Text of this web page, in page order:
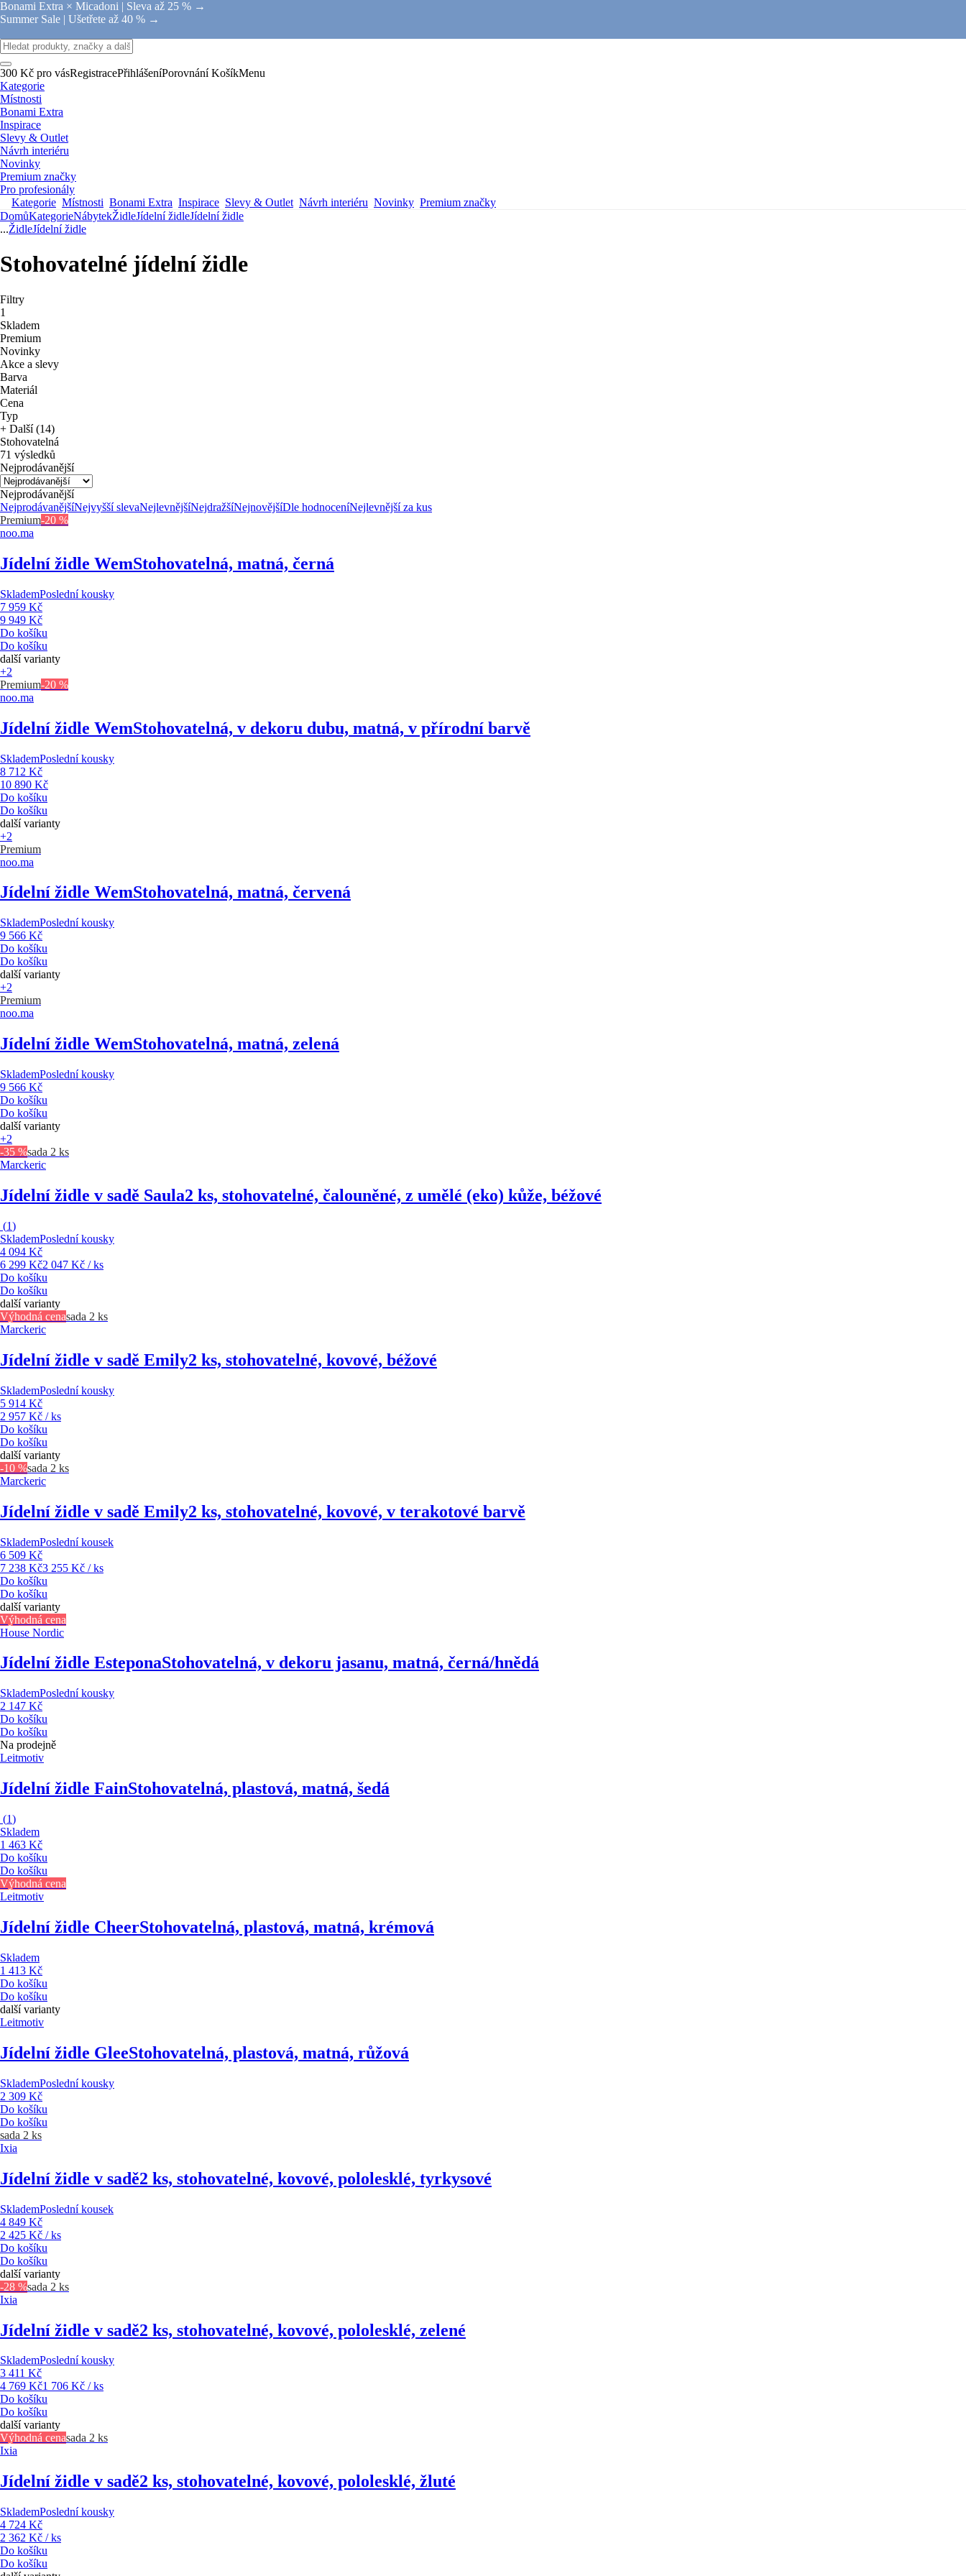
Bonami Extra × Micadoni | Sleva až 25 % →
Summer Sale | Ušetřete až 40 % →
300 Kč pro vásRegistracePřihlášeníPorovnání KošíkMenu
Kategorie
Místnosti
Bonami Extra
Inspirace
Slevy & Outlet
Návrh interiéru
Novinky
Premium značky
Pro profesionály
Kategorie Místnosti Bonami Extra Inspirace Slevy & Outlet Návrh interiéru Novinky Premium značky
DomůKategorieNábytekŽidleJídelní židleJídelní židle
...ŽidleJídelní židle
Stohovatelné jídelní židle
Filtry
1
Skladem
Premium
Novinky
Akce a slevy
Barva
Materiál
Cena
Typ
+ Další (14)
Stohovatelná
71 výsledků
Nejprodávanější
Nejprodávanější
NejprodávanějšíNejvyšší slevaNejlevnějšíNejdražšíNejnovějšíDle hodnoceníNejlevnější za kus
Premium-20 %
noo.ma
Jídelní židle WemStohovatelná, matná, černá
SklademPoslední kousky
7 959 Kč
9 949 Kč
Do košíku
Do košíku
další varianty
+2
Premium-20 %
noo.ma
Jídelní židle WemStohovatelná, v dekoru dubu, matná, v přírodní barvě
SklademPoslední kousky
8 712 Kč
10 890 Kč
Do košíku
Do košíku
další varianty
+2
Premium
noo.ma
Jídelní židle WemStohovatelná, matná, červená
SklademPoslední kousky
9 566 Kč
Do košíku
Do košíku
další varianty
+2
Premium
noo.ma
Jídelní židle WemStohovatelná, matná, zelená
SklademPoslední kousky
9 566 Kč
Do košíku
Do košíku
další varianty
+2
-35 %sada 2 ks
Marckeric
Jídelní židle v sadě Saula2 ks, stohovatelné, čalouněné, z umělé (eko) kůže, béžové
(1)
SklademPoslední kousky
4 094 Kč
6 299 Kč2 047 Kč / ks
Do košíku
Do košíku
další varianty
Výhodná cenasada 2 ks
Marckeric
Jídelní židle v sadě Emily2 ks, stohovatelné, kovové, béžové
SklademPoslední kousky
5 914 Kč
2 957 Kč / ks
Do košíku
Do košíku
další varianty
-10 %sada 2 ks
Marckeric
Jídelní židle v sadě Emily2 ks, stohovatelné, kovové, v terakotové barvě
SklademPoslední kousek
6 509 Kč
7 238 Kč3 255 Kč / ks
Do košíku
Do košíku
další varianty
Výhodná cena
House Nordic
Jídelní židle EsteponaStohovatelná, v dekoru jasanu, matná, černá/hnědá
SklademPoslední kousky
2 147 Kč
Do košíku
Do košíku
Na prodejně
Leitmotiv
Jídelní židle FainStohovatelná, plastová, matná, šedá
(1)
Skladem
1 463 Kč
Do košíku
Do košíku
Výhodná cena
Leitmotiv
Jídelní židle CheerStohovatelná, plastová, matná, krémová
Skladem
1 413 Kč
Do košíku
Do košíku
další varianty
Leitmotiv
Jídelní židle GleeStohovatelná, plastová, matná, růžová
SklademPoslední kousky
2 309 Kč
Do košíku
Do košíku
sada 2 ks
Ixia
Jídelní židle v sadě2 ks, stohovatelné, kovové, pololesklé, tyrkysové
SklademPoslední kousek
4 849 Kč
2 425 Kč / ks
Do košíku
Do košíku
další varianty
-28 %sada 2 ks
Ixia
Jídelní židle v sadě2 ks, stohovatelné, kovové, pololesklé, zelené
SklademPoslední kousky
3 411 Kč
4 769 Kč1 706 Kč / ks
Do košíku
Do košíku
další varianty
Výhodná cenasada 2 ks
Ixia
Jídelní židle v sadě2 ks, stohovatelné, kovové, pololesklé, žluté
SklademPoslední kousky
4 724 Kč
2 362 Kč / ks
Do košíku
Do košíku